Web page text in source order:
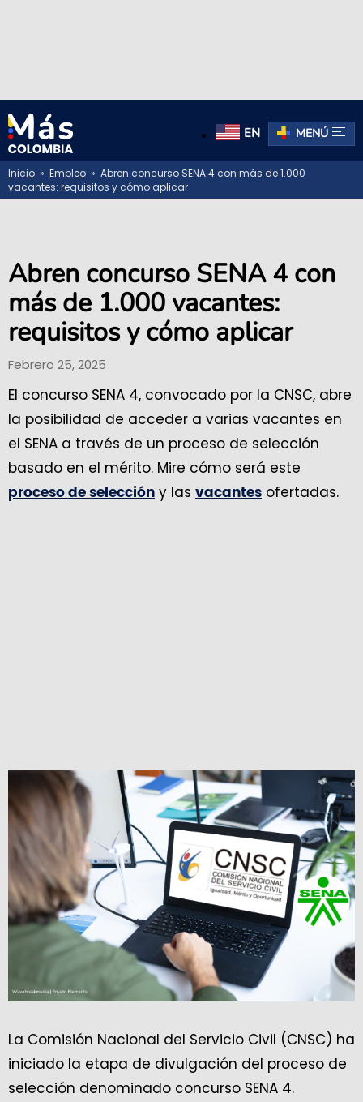
EN MENÚ
Inicio » Empleo » Abren concurso SENA 4 con más de 1.000
vacantes: requisitos y cómo aplicar
Abren concurso SENA 4 con
más de 1.000 vacantes:
requisitos y cómo aplicar
Febrero 25, 2025
El concurso SENA 4, convocado por la CNSC, abre
la posibilidad de acceder a varias vacantes en
el SENA a través de un proceso de selección
basado en el mérito. Mire cómo será este
proceso de selección y las vacantes ofertadas.
La Comisión Nacional del Servicio Civil (CNSC) ha
iniciado la etapa de divulgación del proceso de
selección denominado concurso SENA 4.